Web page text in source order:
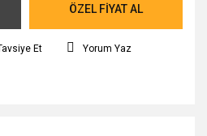
ÖZEL FİYAT AL
Et Yorum Yaz